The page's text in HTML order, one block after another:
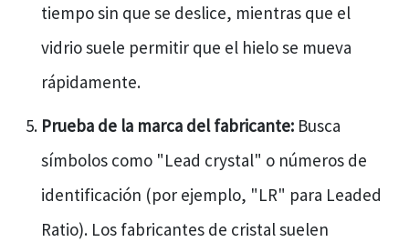
tiempo sin que se deslice, mientras que el
vidrio suele permitir que el hielo se mueva
rápidamente.
Prueba de la marca del fabricante: Busca
símbolos como "Lead crystal" o números de
identificación (por ejemplo, "LR" para Leaded
Ratio). Los fabricantes de cristal suelen